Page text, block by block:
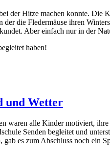
der Hitze machen konnte.
die Fledermäuse ihren
Aber einfach nur in der
haben!
und Wetter
waren alle Kinder motiviert,
Senden begleitet und
es zum Abschluss noch ein